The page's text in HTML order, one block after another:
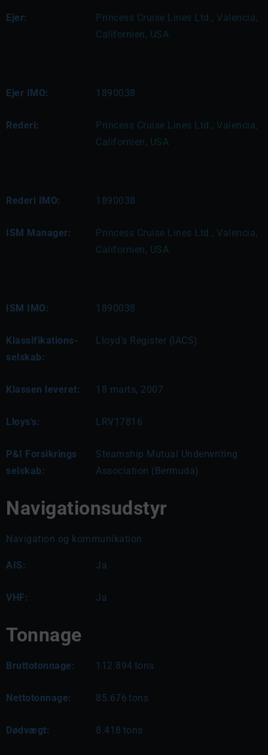
Ejer:
Princess Cruise Lines Ltd., Valencia,
Californien, USA
Ejer IMO: 1890038
Rederi:
Princess Cruise Lines Ltd., Valencia,
Californien, USA
Rederi IMO: 1890038
ISM Manager:
Princess Cruise Lines Ltd., Valencia,
Californien, USA
ISM IMO: 1890038
Klassifikations-
selskab:
Lloyd's Register (IACS)
Klassen leveret: 18 marts, 2007
Lloys's: LRV17816
P&I Forsikrings
selskab:
Steamship Mutual Underwriting
Association (Bermuda)
Navigationsudstyr
Navigation og kommunikation
AIS: Ja
VHF: Ja
Tonnage
Bruttotonnage: 112.894 tons
Nettotonnage: 85.676 tons
Dødvægt: 8.418 tons